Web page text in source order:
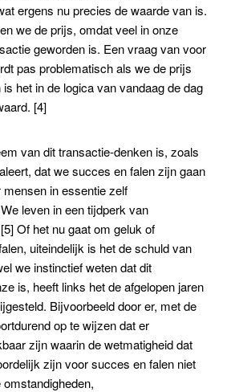
ergens nu precies de waarde van is.
we de prijs, omdat veel in onze
geworden is. Een vraag van voor
pas problematisch als we de prijs
het in de logica van vandaag de dag
[4]
van dit transactie-denken is, zoals
dat we succes en falen zijn gaan
in essentie zelf
leven in een tijdperk van
Of het nu gaat om geluk of
uiteindelijk is het de schuld van
we instinctief weten dat dit
is, heeft links het de afgelopen jaren
Bijvoorbeeld door er, met de
op te wijzen dat er
zijn waarin de wetmatigheid dat
zijn voor succes en falen niet